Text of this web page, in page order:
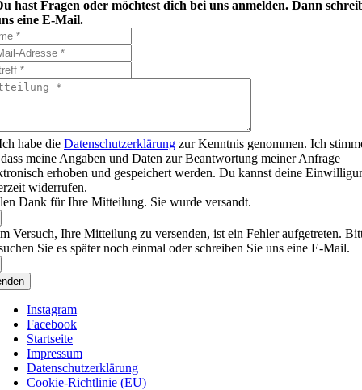
hast Fragen oder möchtest dich bei uns anmelden. Dann
eine E-Mail.
habe die Datenschutzerklärung zur Kenntnis genommen. Ich
meine Angaben und Daten zur Beantwortung meiner Anfrage
erhoben und gespeichert werden. Du kannst deine
widerrufen.
Dank für Ihre Mitteilung. Sie wurde versandt.
Versuch, Ihre Mitteilung zu versenden, ist ein Fehler aufgetreten.
Sie es später noch einmal oder schreiben Sie uns eine E-Mail.
Instagram
Facebook
Startseite
Impressum
Datenschutzerklärung
Cookie-Richtlinie (EU)